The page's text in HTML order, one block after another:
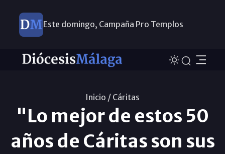
Este domingo, Campaña Pro Templos
Inicio / Cáritas
"Lo mejor de estos 50
años de Cáritas son sus